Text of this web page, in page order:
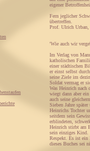
eigener
Fern jeglicher
übertreffen.
Prof. Ulrich
'Wie auch wir
Im Verlag von
katholischen
einer städtischen
er einst selbst
seine Ziele im
Soldat vermag er
Was Heinrich nach
wiegt dann aber
auch seine
Sieben Jahre
Heinrichs Tochter
seitdem sein
erblindeten,
Heinrich stirbt am
sein einziges Kind.
Respekt. Es ist ein
dieses Buches sei